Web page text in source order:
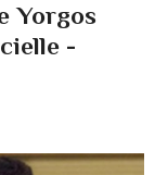
Yorgos
-